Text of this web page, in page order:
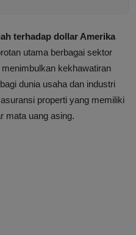
terhadap dollar Amerika
utama berbagai sektor
kekhawatiran
dunia usaha dan industri
properti yang memiliki
mata uang asing.